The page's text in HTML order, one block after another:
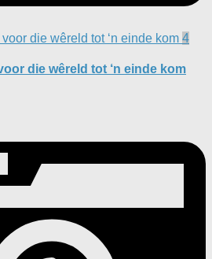
4
die wêreld tot ‘n einde kom